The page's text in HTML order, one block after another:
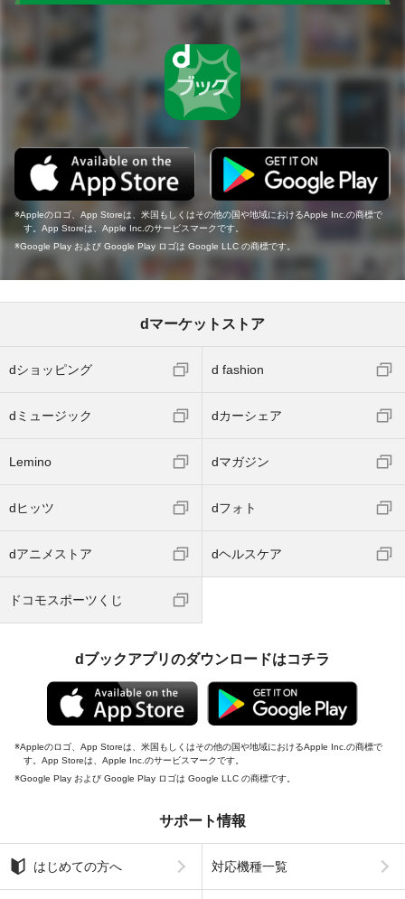
Appleのロゴ、App Storeは、米国もしくはその他の国や地域におけるApple Inc.の商標で
す。App Storeは、Apple Inc.のサービスマークです。
Google Play および Google Play ロゴは Google LLC の商標です。
dマーケットストア
dショッピング d fashion
dミュージック dカーシェア
Lemino dマガジン
dヒッツ dフォト
dアニメストア dヘルスケア
ドコモスポーツくじ
dブックアプリのダウンロードはコチラ
Appleのロゴ、App Storeは、米国もしくはその他の国や地域におけるApple Inc.の商標で
す。App Storeは、Apple Inc.のサービスマークです。
Google Play および Google Play ロゴは Google LLC の商標です。
サポート情報
はじめての方へ 対応機種一覧